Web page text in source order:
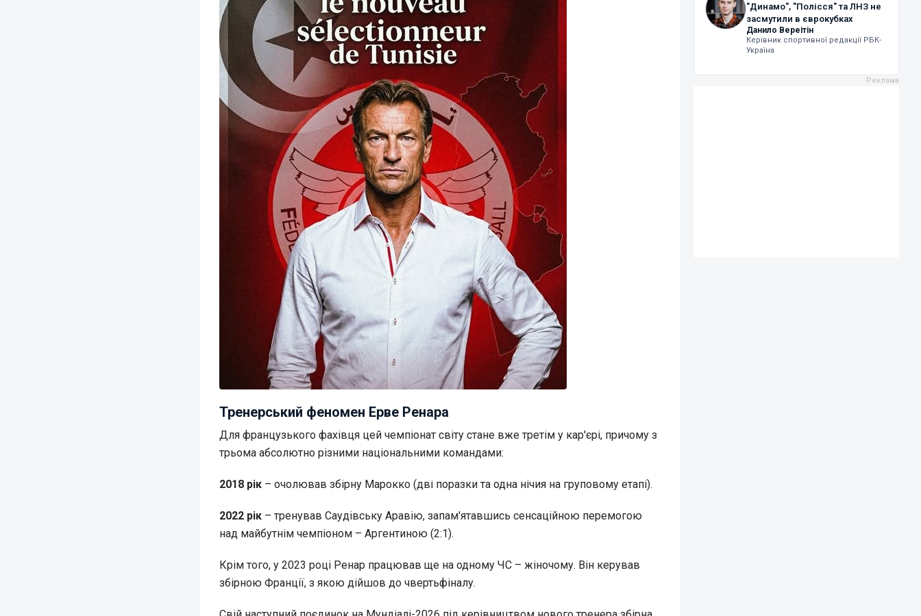
Тренерський феномен Ерве Ренара
Для французького фахівця цей чемпіонат світу стане вже третім у кар'єрі, причому з
трьома абсолютно різними національними командами:
2018 рік – очолював збірну Марокко (дві поразки та одна нічия на груповому етапі).
2022 рік – тренував Саудівську Аравію, запам'ятавшись сенсаційною перемогою
над майбутнім чемпіоном – Аргентиною (2:1).
Крім того, у 2023 році Ренар працював ще на одному ЧС – жіночому. Він керував
збірною Франції, з якою дійшов до чвертьфіналу.
"Динамо", "Полісся" та ЛНЗ не
засмутили в єврокубках
Данило Вереітін
Керівник спортивної редакції РБК-
Україна